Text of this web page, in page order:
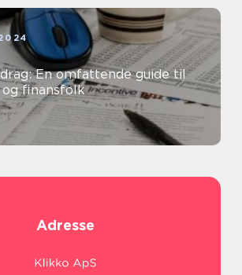
En omfattende guide til
finansfolk
Adresse